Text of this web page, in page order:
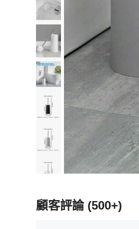
顧客評論 (500+)